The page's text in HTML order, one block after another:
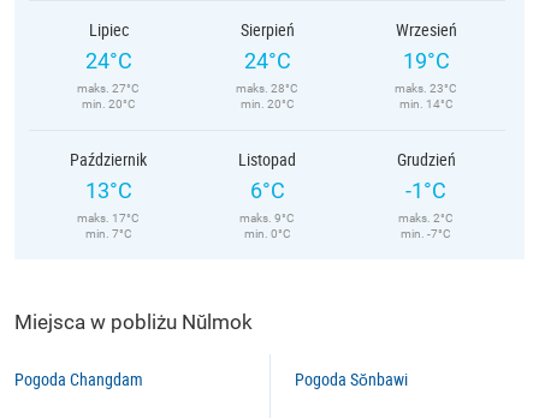
Lipiec
24°C
maks. 27°C
min. 20°C
Sierpień
24°C
maks. 28°C
min. 20°C
Wrzesień
19°C
maks. 23°C
min. 14°C
Październik
13°C
maks. 17°C
min. 7°C
Listopad
6°C
maks. 9°C
min. 0°C
Grudzień
-1°C
maks. 2°C
min. -7°C
Miejsca w pobliżu Nŭlmok
Pogoda Changdam Pogoda Sŏnbawi